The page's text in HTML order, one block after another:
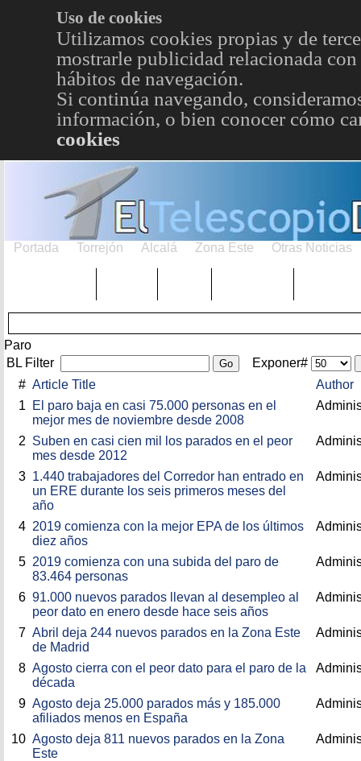
Uso de cookies
Utilizamos cookies propias y de
mostrarle publicidad relacionada
hábitos de navegación.
Si continúa navegando,
información, o bien conocer cómo
cookies
Portada Torrejón Alcalá Zona Este Otras Noticias
Paro
BL Filter
Exponer#
# Article Title
Author
1
El paro baja en casi 75.000 personas en el
mejor mes de noviembre desde 2008
2 Suben en casi cien mil los parados en el peor
mes desde 2012
3 1.440 trabajadores del Corredor han entrado en
un ERE durante los seis primeros meses del
año
4 2019 comienza con la mejor EPA de los últimos
diez años
5 2019 comienza con una subida del paro de
83.464 personas
6 91.000 nuevos parados llevan al desempleo al
peor dato en enero desde hace seis años
7 Abril deja 244 nuevos parados en la Zona Este
de Madrid
8 Agosto cierra con el peor dato para el paro de la
década
9 Agosto deja 25.000 parados más y 185.000
afiliados menos en España
10 Agosto deja 811 nuevos parados en la Zona
Este